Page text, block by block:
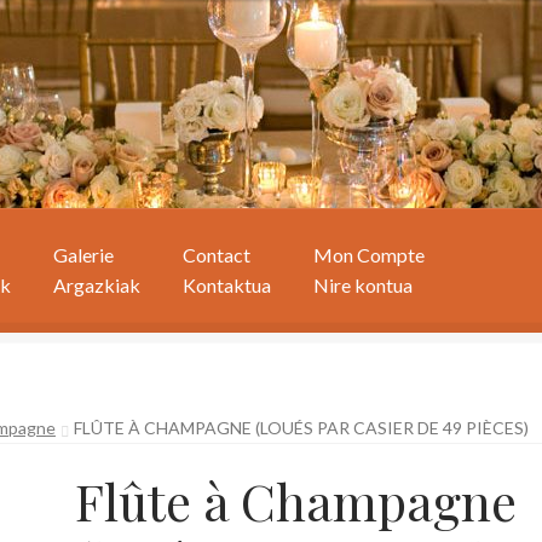
Galerie
Argazkiak
Contact
Kontaktua
Mon Compte
Nire kontua
FLÛTE À CHAMPAGNE (LOUÉS PAR CASIER DE 49 PIÈCES)
Flûte à Champagne